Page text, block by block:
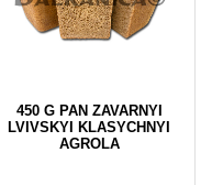
450 G PAN ZAVARNYI
LVІVSKYI KLASYCHNYI
AGROLA